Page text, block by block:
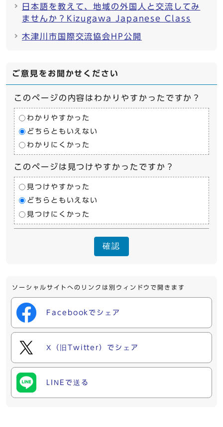
日本語を教えて、地域の外国人と交流してみ
ませんか？Kizugawa Japanese Class
木津川市国際交流協会HP公開
ご意見をお聞かせください
このページの内容はわかりやすかったですか？
わかりやすかった
どちらともいえない
わかりにくかった
このページは見つけやすかったですか？
見つけやすかった
どちらともいえない
見つけにくかった
確認
ソーシャルサイトへのリンクは別ウィンドウで開きます
Facebookでシェア
X（旧Twitter）でシェア
LINEで送る